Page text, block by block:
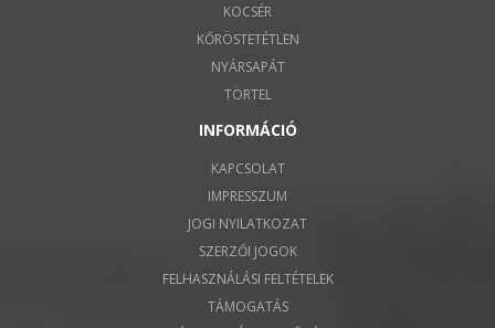
KOCSÉR
KŐRÖSTETÉTLEN
NYÁRSAPÁT
TÖRTEL
INFORMÁCIÓ
KAPCSOLAT
IMPRESSZUM
JOGI NYILATKOZAT
SZERZŐI JOGOK
FELHASZNÁLÁSI FELTÉTELEK
TÁMOGATÁS